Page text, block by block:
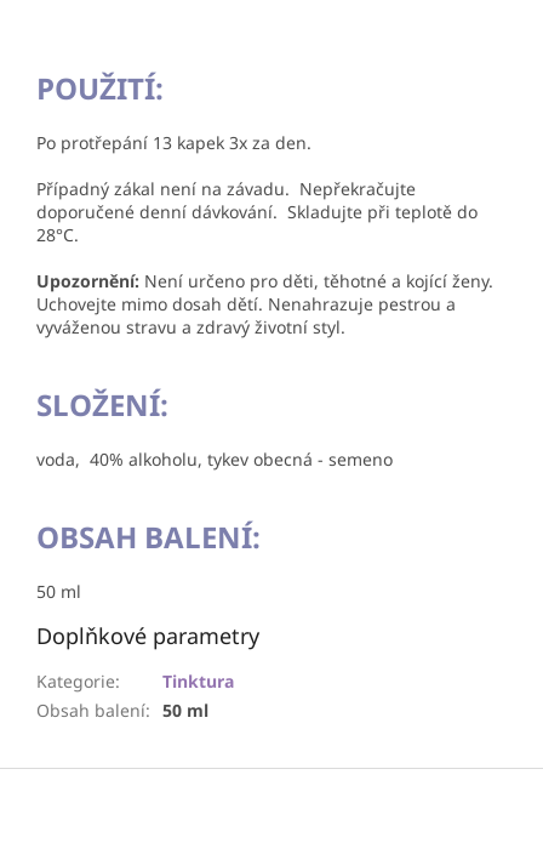
POUŽITÍ:
Po protřepání 13 kapek 3x za den.
Případný zákal není na závadu. Nepřekračujte
doporučené denní dávkování. Skladujte při teplotě do
28°C.
Upozornění: Není určeno pro děti, těhotné a kojící ženy.
Uchovejte mimo dosah dětí. Nenahrazuje pestrou a
vyváženou stravu a zdravý životní styl.
SLOŽENÍ:
voda, 40% alkoholu, tykev obecná - semeno
OBSAH BALENÍ:
50 ml
Doplňkové parametry
Kategorie:
Tinktura
Obsah balení: 50 ml
Z